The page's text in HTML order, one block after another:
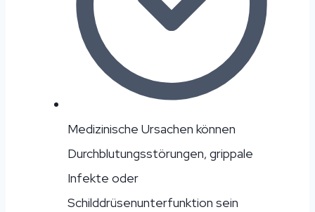
Medizinische Ursachen können
Durchblutungsstörungen, grippale
Infekte oder
Schilddrüsenunterfunktion sein